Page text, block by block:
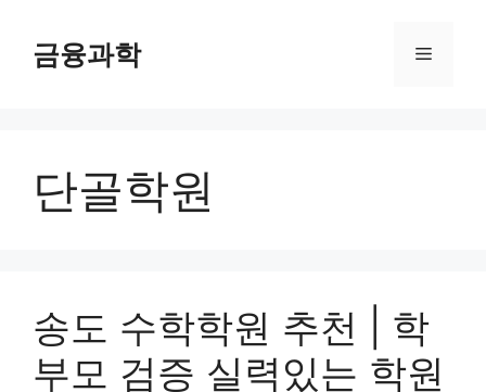
금융과학 메
단골학원
송도 수학학원 추천 | 학
부모 검증 실력있는 학원